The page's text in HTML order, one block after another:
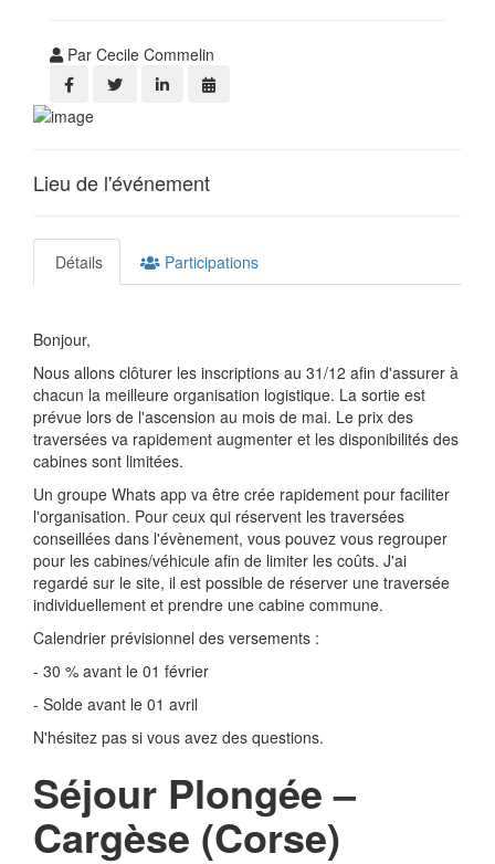
Par Cecile Commelin
Lieu de l'événement
Détails Participations
Bonjour,
Nous allons clôturer les inscriptions au 31/12 afin d'assurer à
chacun la meilleure organisation logistique. La sortie est
prévue lors de l'ascension au mois de mai. Le prix des
traversées va rapidement augmenter et les disponibilités des
cabines sont limitées.
Un groupe Whats app va être crée rapidement pour faciliter
l'organisation. Pour ceux qui réservent les traversées
conseillées dans l'évènement, vous pouvez vous regrouper
pour les cabines/véhicule afin de limiter les coûts. J'ai
regardé sur le site, il est possible de réserver une traversée
individuellement et prendre une cabine commune.
Calendrier prévisionnel des versements :
- 30 % avant le 01 février
- Solde avant le 01 avril
N'hésitez pas si vous avez des questions.
Séjour Plongée –
Cargèse (Corse)